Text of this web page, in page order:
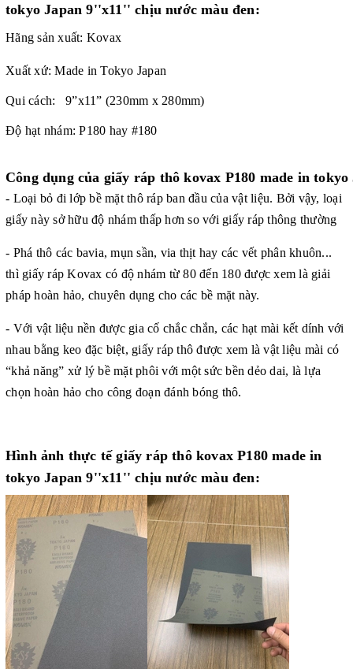
tokyo Japan 9''x11'' chịu nước màu đen:
Hãng sản xuất: Kovax
Xuất xứ: Made in Tokyo Japan
Qui cách: 9”x11” (230mm x 280mm)
Độ hạt nhám: P180 hay #180
Công dụng của giấy ráp thô kovax P180 made in
- Loại bỏ đi lớp bề mặt thô ráp ban đầu của vật liệu. Bởi vậy, loại
giấy này sở hữu độ nhám thấp hơn so với giấy ráp thông thường
- Phá thô các bavia, mụn sần, via thịt hay các vết phân khuôn...
thì giấy ráp Kovax có độ nhám từ 80 đến 180 được xem là giải
pháp hoàn hảo, chuyên dụng cho các bề mặt này.
- Với vật liệu nền được gia cố chắc chắn, các hạt mài kết dính với
nhau bằng keo đặc biệt, giấy ráp thô được xem là vật liệu mài có
“khả năng” xử lý bề mặt phôi với một sức bền dẻo dai, là lựa
chọn hoàn hảo cho công đoạn đánh bóng thô.
Hình ảnh thực tế giấy ráp thô kovax P180 made in
tokyo Japan 9''x11'' chịu nước màu đen: